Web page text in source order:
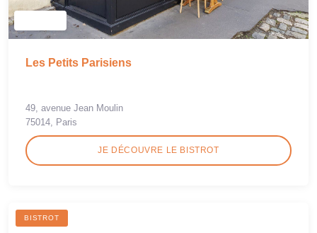
Les Petits Parisiens
49, avenue Jean Moulin
75014, Paris
JE DÉCOUVRE LE BISTROT
BISTROT